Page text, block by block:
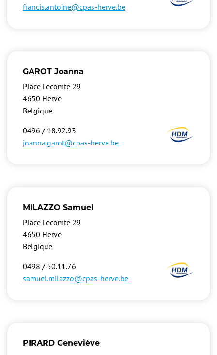
francis.antoine@cpas-herve.be
GAROT Joanna
Place Lecomte 29
4650 Herve
Belgique
Image
0496 / 18.92.93
joanna.garot@cpas-herve.be
MILAZZO Samuel
Place Lecomte 29
4650 Herve
Belgique
Image
0498 / 50.11.76
samuel.milazzo@cpas-herve.be
PIRARD Geneviève